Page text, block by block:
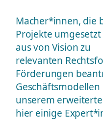
Macher*innen, die
Projekte
aus von Vision zu
relevanten
Förderungen
unserem
hier einige